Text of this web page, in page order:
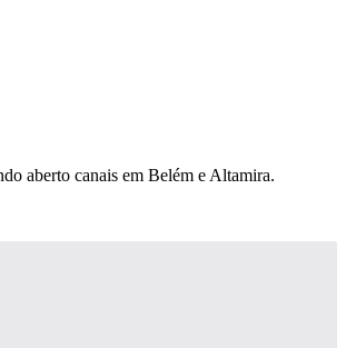
aberto canais em Belém e Altamira.